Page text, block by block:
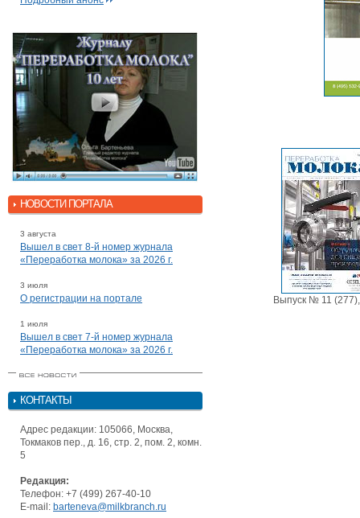
НОВОСТИ ПОРТАЛА
3 августа
Вышел в свет 8-й номер журнала
«Переработка молока» за 2026 г.
3 июля
О регистрации на портале
1 июля
Вышел в свет 7-й номер журнала
«Переработка молока» за 2026 г.
КОНТАКТЫ
Адрес редакции: 105066, Москва,
Токмаков пер., д. 16, стр. 2, пом. 2, комн.
5
Редакция:
Телефон: +7 (499) 267-40-10
E-mail: barteneva@milkbranch.ru
Выпуск № 11